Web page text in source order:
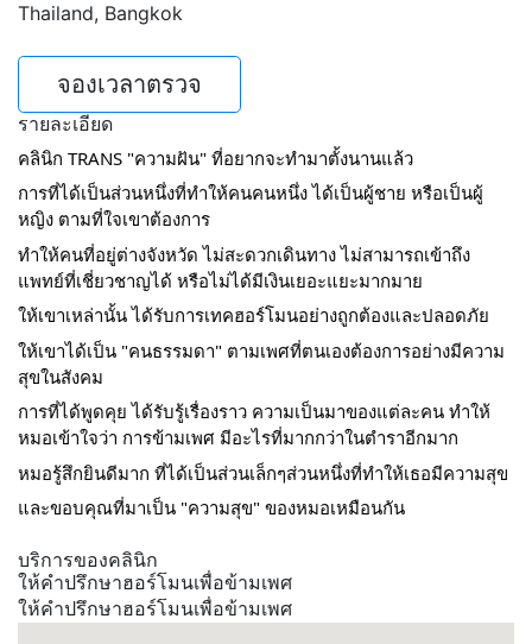
Thailand, Bangkok
จองเวลาตรวจ
รายละเอียด
คลินิก TRANS "ความฝัน" ที่อยากจะทำมาตั้งนานแล้ว
การที่ได้เป็นส่วนหนึ่งที่ทำให้คนคนหนึ่ง ได้เป็นผู้ชาย หรือเป็นผู้
หญิง ตามที่ใจเขาต้องการ
ทำให้คนที่อยู่ต่างจังหวัด ไม่สะดวกเดินทาง ไม่สามารถเข้าถึง
แพทย์ที่เชี่ยวชาญได้ หรือไม่ได้มีเงินเยอะแยะมากมาย
ให้เขาเหล่านั้น ได้รับการเทคฮอร์โมนอย่างถูกต้องและปลอดภัย
ให้เขาได้เป็น "คนธรรมดา" ตามเพศที่ตนเองต้องการอย่างมีความ
สุขในสังคม
การที่ได้พูดคุย ได้รับรู้เรื่องราว ความเป็นมาของแต่ละคน ทำให้
หมอเข้าใจว่า การข้ามเพศ มีอะไรที่มากกว่าในตำราอีกมาก
หมอรู้สึกยินดีมาก ที่ได้เป็นส่วนเล็กๆส่วนหนึ่งที่ทำให้เธอมีความสุข
และขอบคุณที่มาเป็น "ความสุข" ของหมอเหมือนกัน
บริการของคลินิก
ให้คำปรึกษาฮอร์โมนเพื่อข้ามเพศ
ให้คำปรึกษาฮอร์โมนเพื่อข้ามเพศ